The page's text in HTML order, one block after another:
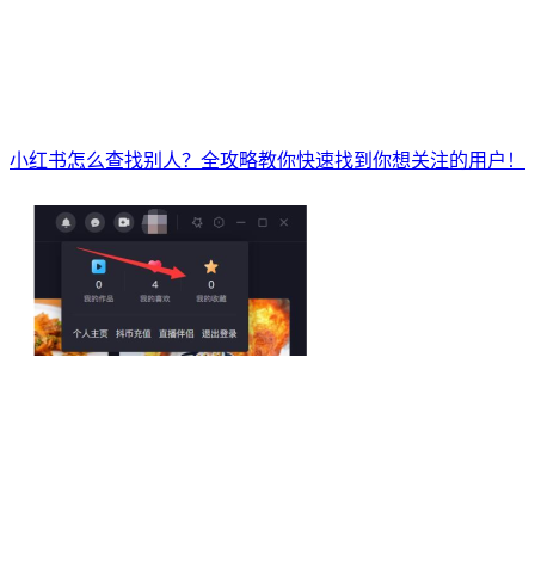
小红书怎么查找别人？全攻略教你快速找到你想关注的用户！